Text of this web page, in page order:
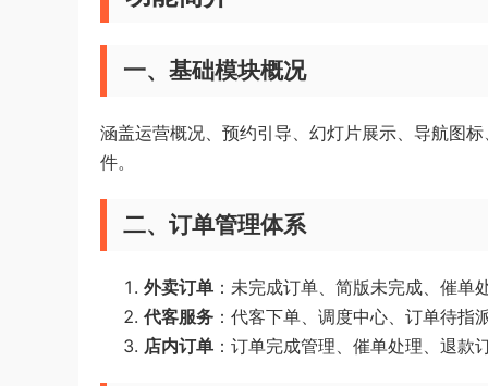
一、基础模块概况
涵盖运营概况、预约引导、幻灯片展示、导航图
件。
二、订单管理体系
外卖订单 ：未完成订单、简版未完成、催
代客服务 ：代客下单、调度中心、订单待
店内订单 ：订单完成管理、催单处理、退款